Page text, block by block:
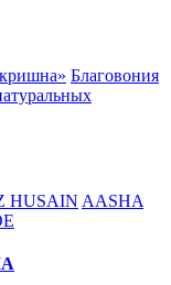
Благовония
AASHA